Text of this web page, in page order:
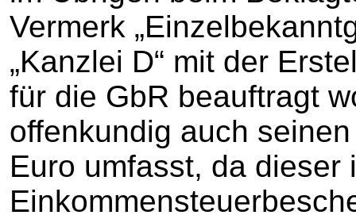
Vermerk
„Kanzlei D“ mit der
für die GbR beauftragt
offenkundig auch
Euro umfasst, da dieser